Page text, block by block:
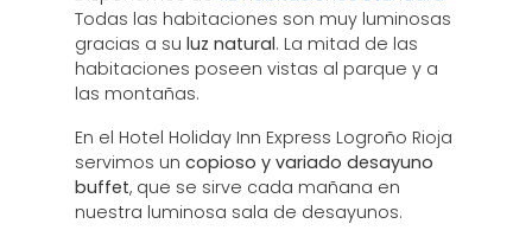
Todas las habitaciones son muy luminosas
gracias a su luz natural. La mitad de las
habitaciones poseen vistas al parque y a
las montañas.
En el Hotel Holiday Inn Express Logroño Rioja
servimos un copioso y variado desayuno
buffet, que se sirve cada mañana en
nuestra luminosa sala de desayunos.